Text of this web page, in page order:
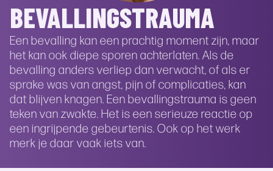
BEVALLINGSTRAUMA
Een bevalling kan een prachtig moment zijn, maar
het kan ook diepe sporen achterlaten. Als de
bevalling anders verliep dan verwacht, of als er
sprake was van angst, pijn of complicaties, kan
dat blijven knagen. Een bevallingstrauma is geen
teken van zwakte. Het is een serieuze reactie op
een ingrijpende gebeurtenis. Ook op het werk
merk je daar vaak iets van.